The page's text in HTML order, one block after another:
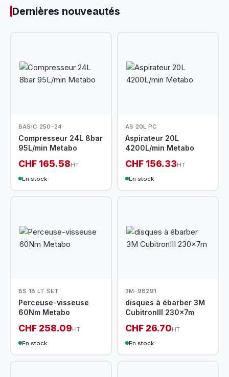
Dernières nouveautés
BASIC 250-24
Compresseur 24L 8bar
95L/min Metabo
CHF 165.58HT
En stock
AS 20L PC
Aspirateur 20L
4200L/min Metabo
CHF 156.33HT
En stock
BS 18 LT SET
Perceuse-visseuse
60Nm Metabo
CHF 258.09HT
En stock
3M-98291
disques à ébarber 3M
CubitronIII 230x7m
CHF 26.70HT
En stock